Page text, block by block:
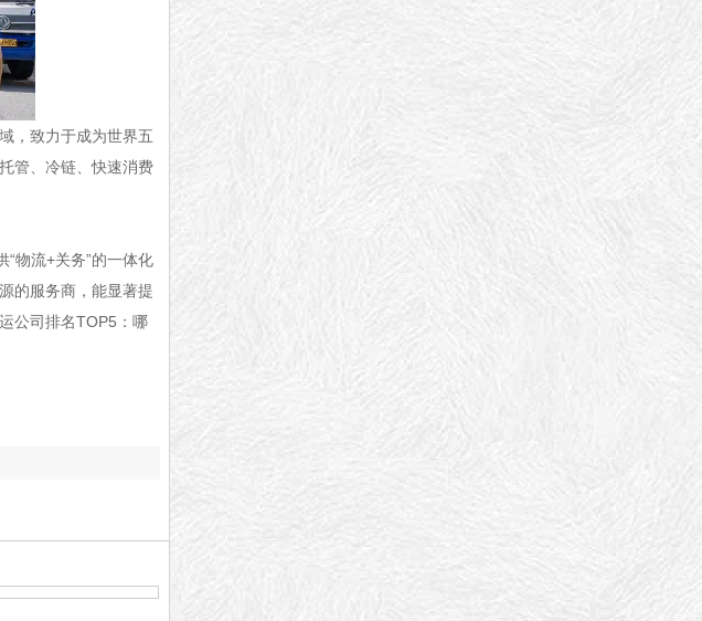
，致力于成为世界五
管、冷链、快速消费
物流+关务”的一体化
的服务商，能显著提
公司排名TOP5：哪